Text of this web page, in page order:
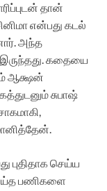
தான்
என்பது கடல்
அந்த
கதையை
ஆக்ஷன்
சுபாஷ்
புதிதாக செய்ய
பணிகளை